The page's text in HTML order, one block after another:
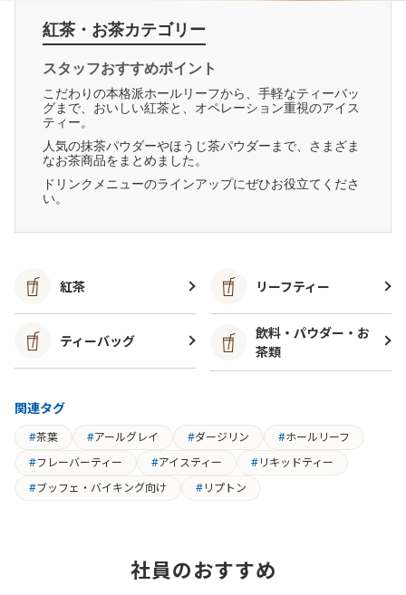
紅茶・お茶カテゴリー
スタッフおすすめポイント
こだわりの本格派ホールリーフから、手軽なティーバッ
グまで、おいしい紅茶と、オペレーション重視のアイス
ティー。
人気の抹茶パウダーやほうじ茶パウダーまで、さまざま
なお茶商品をまとめました。
ドリンクメニューのラインアップにぜひお役立てくださ
い。
紅茶 リーフティー
ティーバッグ
飲料・パウダー・お
茶類
関連タグ
茶葉 アールグレイ ダージリン
ホールリーフ
フレーバーティー
アイスティー
リキッドティー
ブッフェ・バイキング向け
リプトン
社員のおすすめ